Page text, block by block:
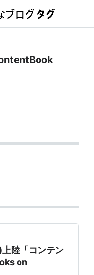
上陸「コンテン
on